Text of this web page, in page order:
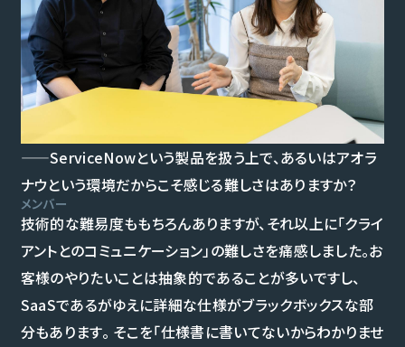
——ServiceNowという製品を扱う上で、あるいはアオラ
ナウという環境だからこそ感じる難しさはありますか？
メンバー
技術的な難易度ももちろんありますが、それ以上に「クライ
アントとのコミュニケーション」の難しさを痛感しました。お
客様のやりたいことは抽象的であることが多いですし、
SaaSであるがゆえに詳細な仕様がブラックボックスな部
分もあります。 そこを「仕様書に書いてないからわかりませ